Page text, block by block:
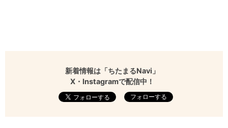
新着情報は「ちたまるNavi」
X・Instagramで配信中！
フォローする